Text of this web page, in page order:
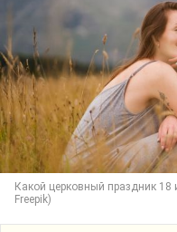
Какой церковный праздник 18
Freepik)